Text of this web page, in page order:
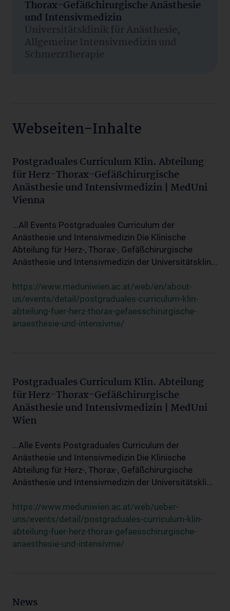
Thorax-Gefäßchirurgische Anästhesie
und Intensivmedizin
Universitätsklinik für Anästhesie,
Allgemeine Intensivmedizin und
Schmerztherapie
Webseiten-Inhalte
Postgraduales Curriculum Klin. Abteilung
für Herz-Thorax-Gefäßchirurgische
Anästhesie und Intensivmedizin | MedUni
Vienna
...All Events Postgraduales Curriculum der
Anästhesie und Intensivmedizin Die Klinische
Abteilung für Herz-, Thorax-, Gefäßchirurgische
Anästhesie und Intensivmedizin der Universitätsklin...
https://www.meduniwien.ac.at/web/en/about-
us/events/detail/postgraduales-curriculum-klin-
abteilung-fuer-herz-thorax-gefaesschirurgische-
anaesthesie-und-intensivme/
Postgraduales Curriculum Klin. Abteilung
für Herz-Thorax-Gefäßchirurgische
Anästhesie und Intensivmedizin | MedUni
Wien
...Alle Events Postgraduales Curriculum der
Anästhesie und Intensivmedizin Die Klinische
Abteilung für Herz-, Thorax-, Gefäßchirurgische
Anästhesie und Intensivmedizin der Universitätskli...
https://www.meduniwien.ac.at/web/ueber-
uns/events/detail/postgraduales-curriculum-klin-
abteilung-fuer-herz-thorax-gefaesschirurgische-
anaesthesie-und-intensivme/
News